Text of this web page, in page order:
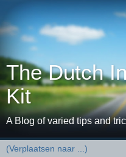
The Dutch
Kit
A Blog of varied tips and